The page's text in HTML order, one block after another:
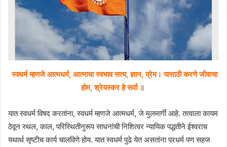
स्वधर्म म्हणजे आत्मधर्म, आत्माचा स्वभाव सत्य, ज्ञान, प्रेम। यासाठी करणे जीवाचा
होम, श्रेयस्कर हे सर्वा ॥
यात स्वधर्म विषद करतांना, स्वधर्म म्हणजे आत्मधर्म, जे मुलमार्गी आहे. तत्वाला कायम
ठेवून स्थल, काल, परिस्थितीनुरूप साधनांची निशित्वर न्यायिक पद्धतीने ईश्वराच
यथार्थ सृष्टीच कार्य चालविणे होय. यात स्वधर्म पुढे येत असतांना परधर्म पण सहज